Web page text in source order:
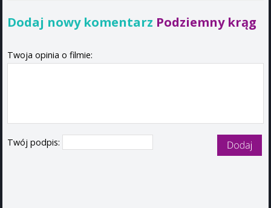
Dodaj nowy komentarz Podziemny krąg
Twoja opinia o filmie:
Twój podpis: